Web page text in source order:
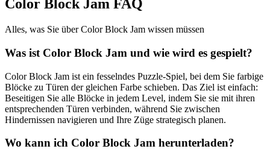
Color Block Jam FAQ
Alles, was Sie über Color Block Jam wissen müssen
Was ist Color Block Jam und wie wird es gespielt?
Color Block Jam ist ein fesselndes Puzzle-Spiel, bei dem Sie farbige
Blöcke zu Türen der gleichen Farbe schieben. Das Ziel ist einfach:
Beseitigen Sie alle Blöcke in jedem Level, indem Sie sie mit ihren
entsprechenden Türen verbinden, während Sie zwischen
Hindernissen navigieren und Ihre Züge strategisch planen.
Wo kann ich Color Block Jam herunterladen?